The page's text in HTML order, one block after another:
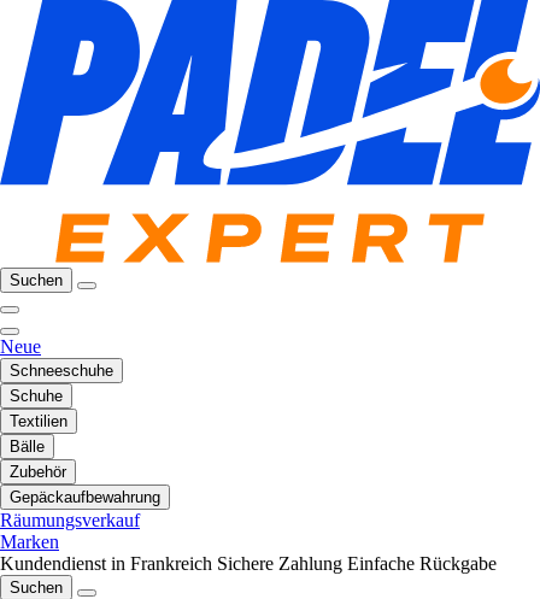
Suchen
Neue
Schneeschuhe
Schuhe
Textilien
Bälle
Zubehör
Gepäckaufbewahrung
Räumungsverkauf
Marken
Kundendienst in Frankreich Sichere Zahlung Einfache Rückgabe
Suchen